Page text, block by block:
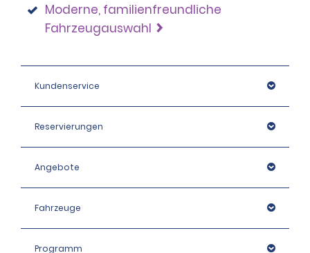
Moderne, familienfreundliche
Fahrzeugauswahl
Kundenservice
Reservierungen
Angebote
Fahrzeuge
Programm